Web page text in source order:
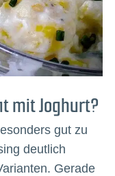
mit Joghurt?
gut zu
deutlich
Gerade